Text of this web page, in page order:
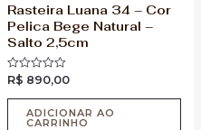
Rasteira Luana 34 – Cor
Pelica Bege Natural –
Salto 2,5cm
Avaliação
de
R$ 890,00
ADICIONAR AO
CARRINHO